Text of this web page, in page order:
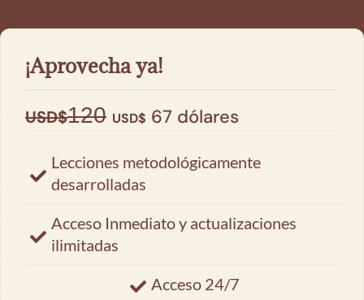
¡Aprovecha ya!
USD$120 USD$ 67 dólares
Lecciones metodológicamente
desarrolladas
Acceso Inmediato y actualizaciones
ilimitadas
Acceso 24/7